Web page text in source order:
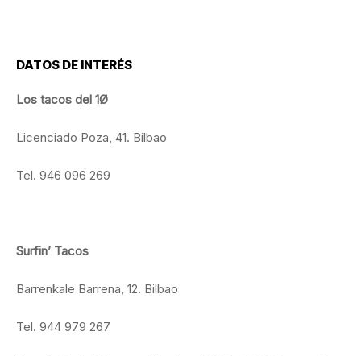
DATOS DE INTERÉS
Los tacos del 1Ø
Licenciado Poza, 41. Bilbao
Tel. 946 096 269
Surfin’ Tacos
Barrenkale Barrena, 12. Bilbao
Tel. 944 979 267